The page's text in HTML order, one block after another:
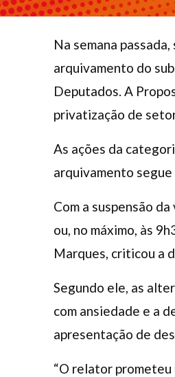
Na semana
arquivamento do
Deputados. A
privatização de
As ações da
arquivamento segue
Com a suspensão
ou, no máximo, às
Marques, criticou a
Segundo ele, as
com ansiedade e a
apresentação de
“O relator prometeu